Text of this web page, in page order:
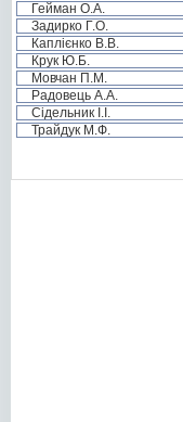
Гейман О.А.
Задирко Г.О.
Каплієнко В.В.
Крук Ю.Б.
Мовчан П.М.
Радовець А.А.
Сідельник І.І.
Трайдук М.Ф.